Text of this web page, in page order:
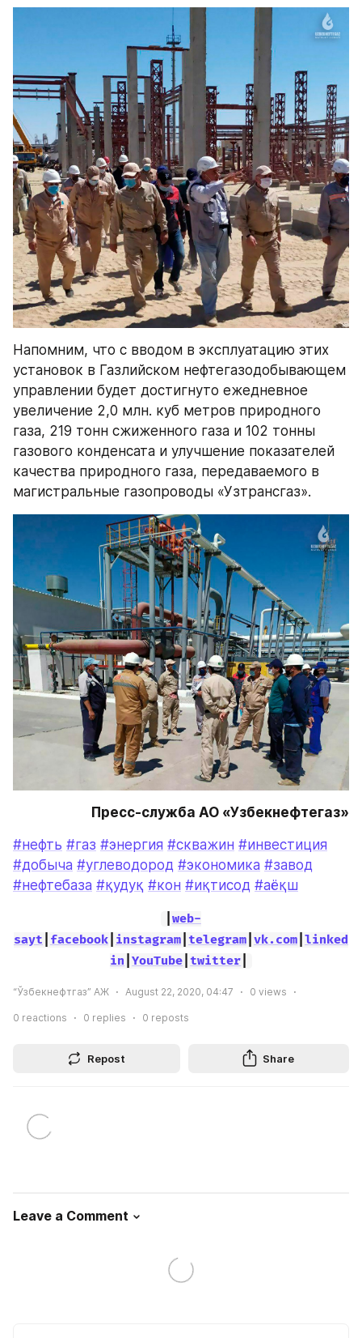
Напомним, что с вводом в эксплуатацию этих
установок в Газлийском нефтегазодобывающем
управлении будет достигнуто ежедневное
увеличение 2,0 млн. куб метров природного
газа, 219 тонн сжиженного газа и 102 тонны
газового конденсата и улучшение показателей
качества природного газа, передаваемого в
магистральные газопроводы «Узтрансгаз».
Пресс-служба АО «Узбекнефтегаз»
#нефть #газ #энергия #скважин #инвестиция
#добыча #углеводород #экономика #завод
#нефтебаза #қудуқ #кон #иқтисод #аёқш
web-
sayt facebook instagram telegram vk.com linked
in |YouTube twitter
“Ўзбекнефтгаз” АЖ August 22, 2020, 04:47 0 views
0 reactions 0 replies 0 reposts
Repost Share
Leave a Comment